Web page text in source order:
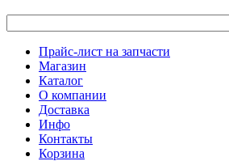
Прайс-лист на запчасти
Магазин
Каталог
О компании
Доставка
Инфо
Контакты
Корзина